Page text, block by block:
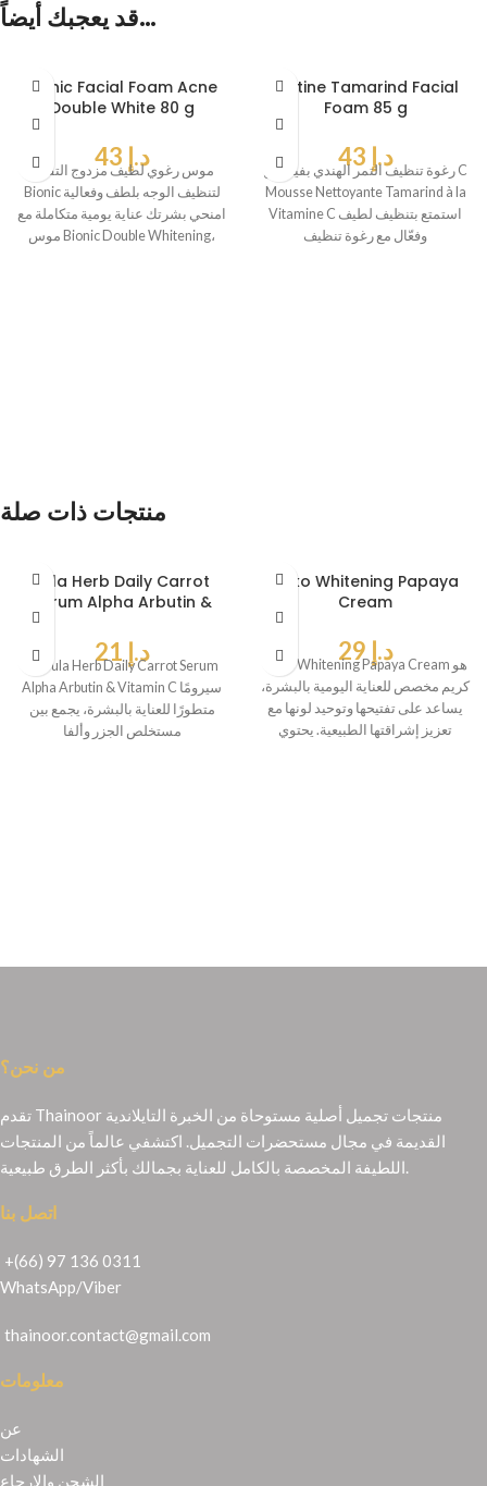
قد يعجبك أيضاً…
Bionic Facial Foam Acne
Double White 80 g
د.إ
موس رغوي لطيف مزدوج التفتيح
Bionic لتنظيف الوجه بلطف وفعالية
امنحي بشرتك عناية يومية متكاملة مع
موس Bionic Double Whitening،
Mistine Tamarind Facial
Foam 85 g
د.إ
رغوة تنظيف التمر الهندي بفيتامين C
Mousse Nettoyante Tamarind à la
Vitamine C استمتع بتنظيف لطيف
وفعّال مع رغوة تنظيف
منتجات ذات صلة
Jula Herb Daily Carrot
Serum Alpha Arbutin &
د.إ
يُعد Jula Herb Daily Carrot Serum
Alpha Arbutin & Vitamin C سيرومًا
متطورًا للعناية بالبشرة، يجمع بين
مستخلص الجزر وألفا
Yoko Whitening Papaya
Cream
د.إ
Yoko Whitening Papaya Cream هو
كريم مخصص للعناية اليومية بالبشرة،
يساعد على تفتيحها وتوحيد لونها مع
تعزيز إشراقتها الطبيعية. يحتوي
من نحن؟
تقدم Thainoor منتجات تجميل أصلية مستوحاة من الخبرة التايلاندية
القديمة في مجال مستحضرات التجميل. اكتشفي عالماً من المنتجات
اللطيفة المخصصة بالكامل للعناية بجمالك بأكثر الطرق طبيعية.
اتصل بنا
+(66) 97 136 0311
WhatsApp/Viber
thainoor.contact@gmail.com
معلومات
عن
الشهادات
الشحن والإرجاع